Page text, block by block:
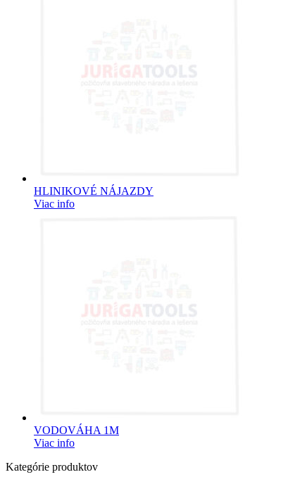
HLINIKOVÉ NÁJAZDY
Viac info
VODOVÁHA 1M
Viac info
Kategórie produktov